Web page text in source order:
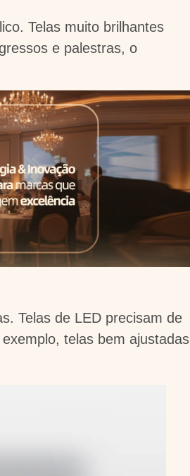
Telas muito brilhantes
e palestras, o
Telas de LED precisam de
telas bem ajustadas